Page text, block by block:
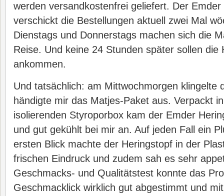
werden versandkostenfrei geliefert. Der
verschickt die Bestellungen aktuell zwei Mal
Dienstags und Donnerstags machen sich die
Reise. Und keine 24 Stunden später sollen die
ankommen.
Und tatsächlich: am Mittwochmorgen klingelte
händigte mir das Matjes-Paket aus. Verpackt
isolierenden Styroporbox kam der Emder
und gut gekühlt bei mir an. Auf jeden Fall ein
ersten Blick machte der Heringstopf in der
frischen Eindruck und zudem sah es sehr
Geschmacks- und Qualitätstest konnte das
Geschmacklick wirklich gut abgestimmt und